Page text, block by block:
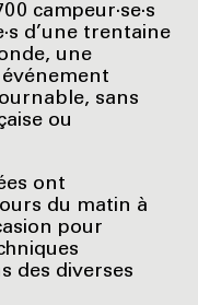
campeur·se·s
d’une trentaine
une
sans
ou
ont
du matin à
pour
des diverses